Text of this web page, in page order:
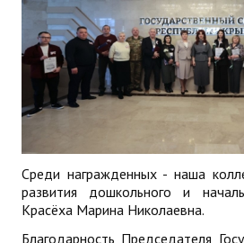
Среди награжденных - наша
развития дошкольного и
Красёха Марина Николаевна.
Благодарность Председателя